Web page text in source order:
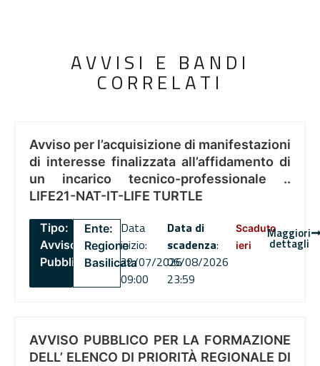
AVVISI E BANDI
CORRELATI
Avviso per l’acquisizione di manifestazioni
di interesse finalizzata all’affidamento di
un incarico tecnico-professionale ..
LIFE21-NAT-IT-LIFE TURTLE
Tipo:
Avviso
Pubblico
Ente:
Regione
Basilicata
Data
inizio:
22/07/2026
09:00
Data di
scadenza:
06/08/2026
23:59
Scaduto
ieri
Maggiori
dettagli
AVVISO PUBBLICO PER LA FORMAZIONE
DELL’ ELENCO DI PRIORITÀ REGIONALE DI